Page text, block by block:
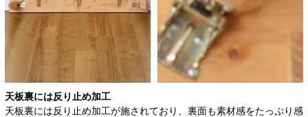
天板裏には反り止め加工
天板裏には反り止め加工が施されており、裏面も素材感をたっぷり感